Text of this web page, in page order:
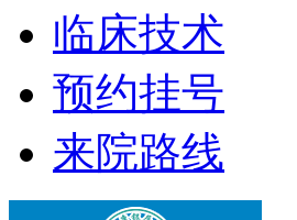
临床技术
预约挂号
来院路线